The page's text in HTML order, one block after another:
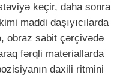
keçir, daha sonra
maddi daşıyıcılarda
obraz sabit çərçivədə
fərqli materiallarda
daxili ritmini